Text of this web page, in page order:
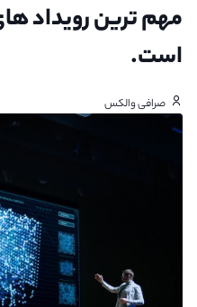
مهم ترین رویداد
است.
صرافی والکس